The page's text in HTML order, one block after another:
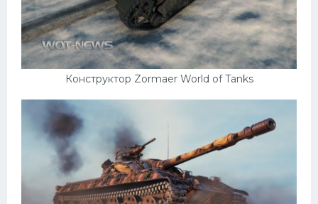
Конструктор Zormaer World of Tanks